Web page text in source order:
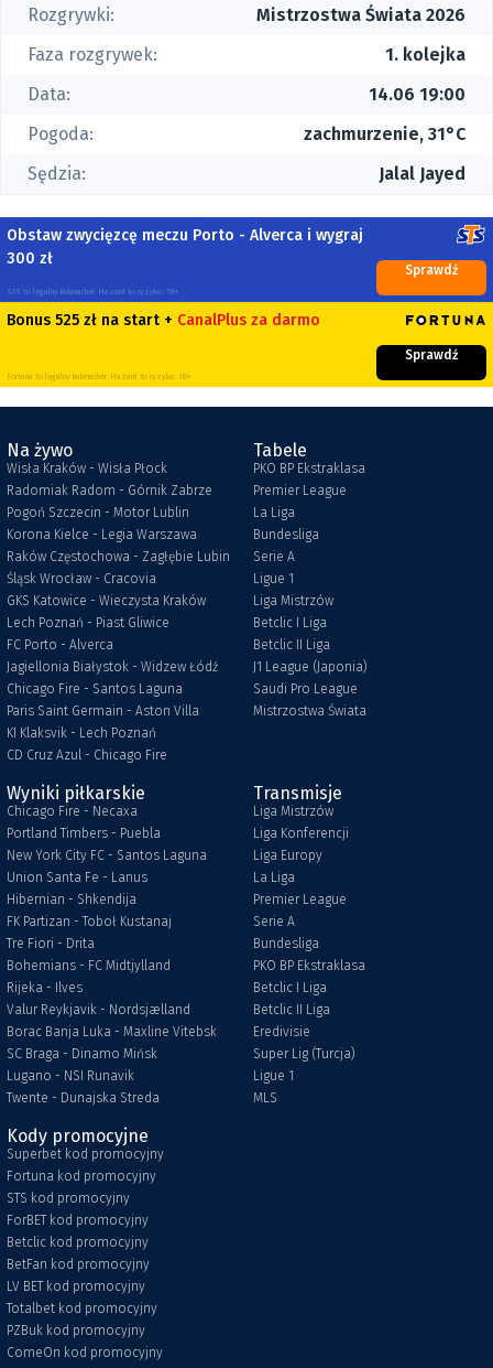
Rozgrywki:
Mistrzostwa Świata 2026
Faza rozgrywek:
1. kolejka
Data:
14.06 19:00
Pogoda:
zachmurzenie, 31°C
Sędzia:
Jalal Jayed
Obstaw zwycięzcę meczu Porto - Alverca i wygraj
300 zł
STS to legalny bukmacher. Hazard to ryzyko. 18+
Sprawdź
Bonus 525 zł na start + CanalPlus za darmo
Fortuna to legalny bukmacher. Hazard to ryzyko. 18+
Sprawdź
Na żywo
Wisła Kraków - Wisła Płock
Radomiak Radom - Górnik Zabrze
Pogoń Szczecin - Motor Lublin
Korona Kielce - Legia Warszawa
Raków Częstochowa - Zagłębie Lubin
Śląsk Wrocław - Cracovia
GKS Katowice - Wieczysta Kraków
Lech Poznań - Piast Gliwice
FC Porto - Alverca
Jagiellonia Białystok - Widzew Łódź
Chicago Fire - Santos Laguna
Paris Saint Germain - Aston Villa
KI Klaksvik - Lech Poznań
CD Cruz Azul - Chicago Fire
Tabele
PKO BP Ekstraklasa
Premier League
La Liga
Bundesliga
Serie A
Ligue 1
Liga Mistrzów
Betclic I Liga
Betclic II Liga
J1 League (Japonia)
Saudi Pro League
Mistrzostwa Świata
Wyniki piłkarskie
Chicago Fire - Necaxa
Portland Timbers - Puebla
New York City FC - Santos Laguna
Union Santa Fe - Lanus
Hibernian - Shkendija
FK Partizan - Toboł Kustanaj
Tre Fiori - Drita
Bohemians - FC Midtjylland
Rijeka - Ilves
Valur Reykjavik - Nordsjælland
Borac Banja Luka - Maxline Vitebsk
SC Braga - Dinamo Mińsk
Lugano - NSI Runavik
Twente - Dunajska Streda
Transmisje
Liga Mistrzów
Liga Konferencji
Liga Europy
La Liga
Premier League
Serie A
Bundesliga
PKO BP Ekstraklasa
Betclic I Liga
Betclic II Liga
Eredivisie
Super Lig (Turcja)
Ligue 1
MLS
Kody promocyjne
Superbet kod promocyjny
Fortuna kod promocyjny
STS kod promocyjny
ForBET kod promocyjny
Betclic kod promocyjny
BetFan kod promocyjny
LV BET kod promocyjny
Totalbet kod promocyjny
PZBuk kod promocyjny
ComeOn kod promocyjny